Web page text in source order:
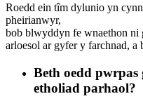
Roedd ein tîm dylunio yn
pheirianwyr,
bob blwyddyn fe wnaethon ni
arloesol ar gyfer y farchnad,
Beth oedd
etholiad parhaol?